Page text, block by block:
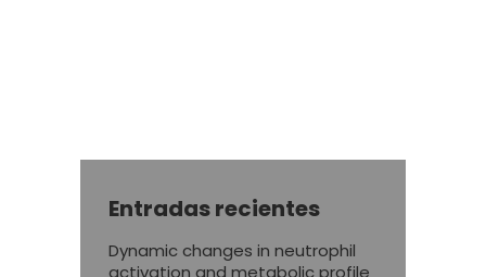
Entradas recientes
Dynamic changes in neutrophil
activation and metabolic profile